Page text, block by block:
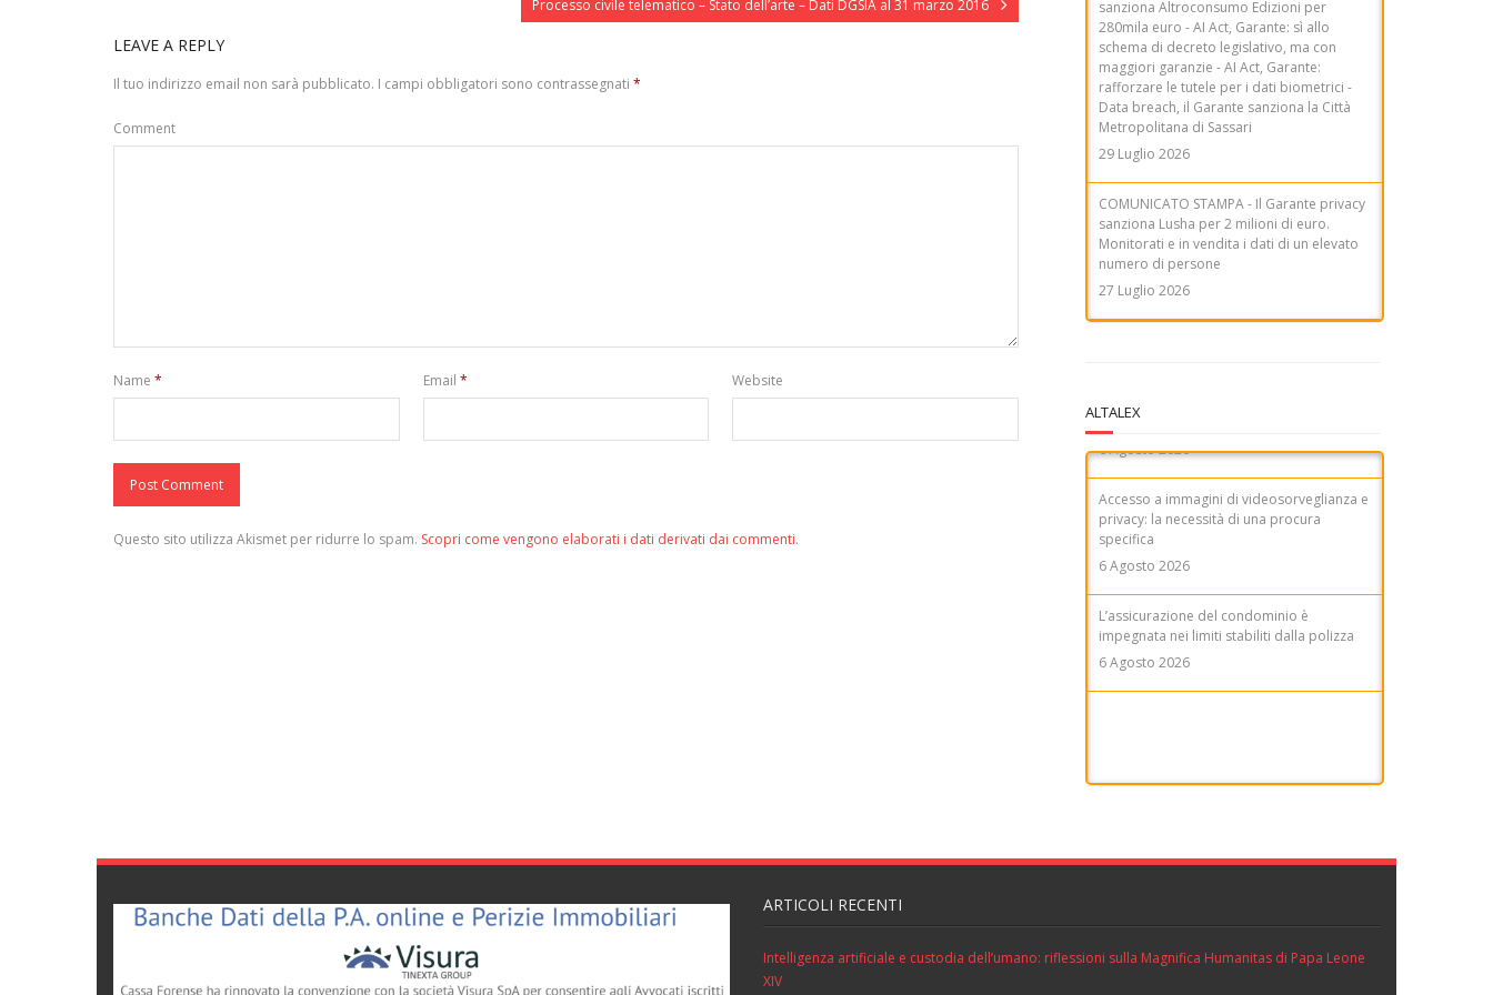
Processo civile telematico – Stato dell’arte – Dati DGSIA al 31 marzo 2016
LEAVE A REPLY
Il tuo indirizzo email non sarà pubblicato. I campi obbligatori sono contrassegnati *
Comment
Name * Email * Website
Questo sito utilizza Akismet per ridurre lo spam. Scopri come vengono elaborati i dati derivati dai commenti.
280mila euro - AI Act, Garante: sì allo
schema di decreto legislativo, ma con
maggiori garanzie - AI Act, Garante:
rafforzare le tutele per i dati biometrici -
Data breach, il Garante sanziona la Città
Metropolitana di Sassari
sanziona Lusha per 2 milioni di euro.
Monitorati e in vendita i dati di un elevato
numero di persone
ALTALEX
Accesso a immagini di videosorveglianza e
privacy: la necessità di una procura
specifica
6 Agosto 2026
L’assicurazione del condominio è
impegnata nei limiti stabiliti dalla polizza
6 Agosto 2026
TAN, ISC ed Euribor: i confini della
ARTICOLI RECENTI
Intelligenza artificiale e custodia dell’umano: riflessioni sulla Magnifica Humanitas di Papa Leone
XIV